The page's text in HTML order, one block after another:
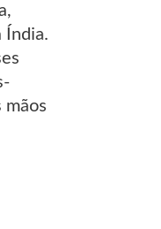
Índia.
mãos